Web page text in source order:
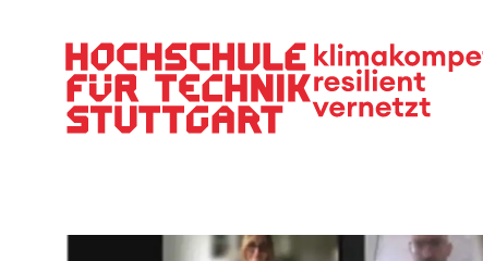
Hauptnavigation